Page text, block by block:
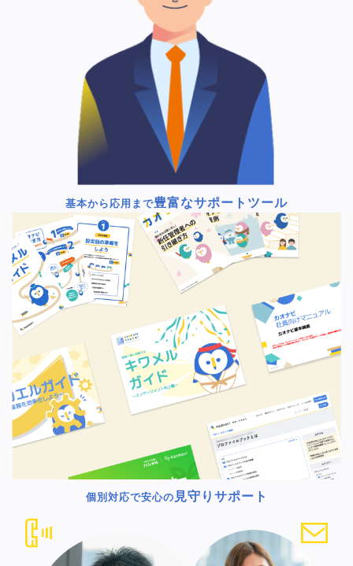
基本から応用まで豊富なサポートツール
個別対応で安心の 見守りサポート